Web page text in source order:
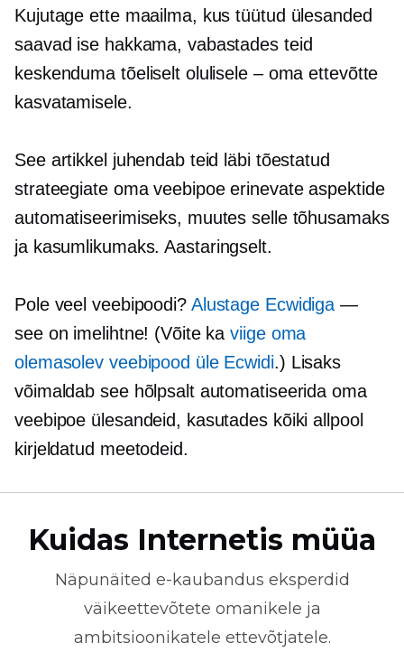
Kujutage ette maailma, kus tüütud ülesanded
saavad ise hakkama, vabastades teid
keskenduma tõeliselt olulisele – oma ettevõtte
kasvatamisele.
See artikkel juhendab teid läbi tõestatud
strateegiate oma veebipoe erinevate aspektide
automatiseerimiseks, muutes selle tõhusamaks
ja kasumlikumaks.Aastaringselt.
Pole veel veebipoodi? Alustage Ecwidiga —
see on imelihtne! (Võite kaviige oma
olemasolev veebipood üle Ecwidi.) Lisaks
võimaldab see hõlpsalt automatiseerida oma
veebipoe ülesandeid, kasutades kõiki allpool
kirjeldatud meetodeid.
Kuidas Internetis müüa
Näpunäited e-kaubandus eksperdid
väikeettevõtete omanikele ja
ambitsioonikatele ettevõtjatele.